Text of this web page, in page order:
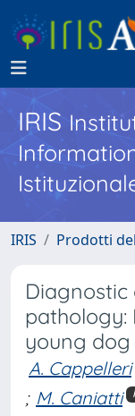
IRIS
IRIS Prodotti
Diagnostic
pathology:
young dog
A. Cappelleri
; M. Caniatti